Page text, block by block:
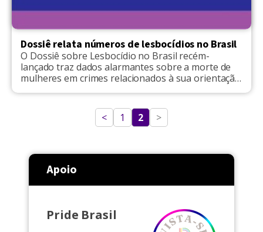
Dossiê relata números de lesbocídios no Brasil
O Dossiê sobre Lesbocídio no Brasil recém-
lançado traz dados alarmantes sobre a morte de
mulheres em crimes relacionados à sua orientação
assassinadas e 33 cometeram suicídio. O
documento produzido pelas pesquisadoras e
< 1 2 >
Apoio
Pride Brasil